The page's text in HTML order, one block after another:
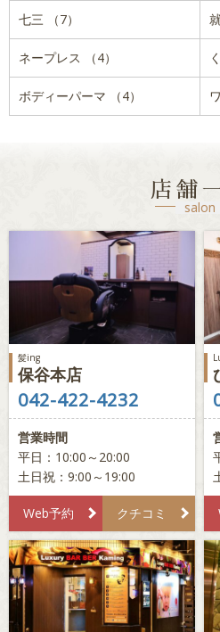
七三 （7）
ネープレス （4）
ボディーパーマ （4）
店舗
salon
髪ing
保谷本店
042-422-4232
営業時間
平日：10:00～20:00
土日祝：9:00～19:00
Web予約 クチコミ